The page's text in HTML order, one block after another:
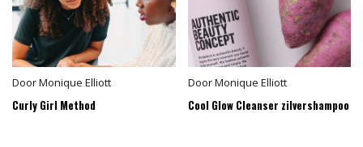
DoorMonique Elliott
Curly Girl Method
DoorMonique Elliott
Cool Glow Cleanser zilvershampoo